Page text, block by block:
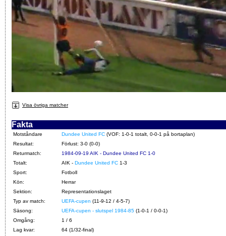
Visa övriga matcher
Fakta
Motståndare Dundee United FC (VOF: 1-0-1 totalt, 0-0-1 på bortaplan)
Resultat:
Förlust: 3-0 (0-0)
Returmatch:
1984-09-19 AIK - Dundee United FC 1-0
Totalt:
AIK - Dundee United FC 1-3
Sport:
Fotboll
Kön:
Herrar
Sektion:
Representationslaget
Typ av match:
UEFA-cupen (11-9-12 / 4-5-7)
Säsong:
UEFA-cupen - slutspel 1984-85 (1-0-1 / 0-0-1)
Omgång:
1 / 6
Lag kvar:
64 (1/32-final)